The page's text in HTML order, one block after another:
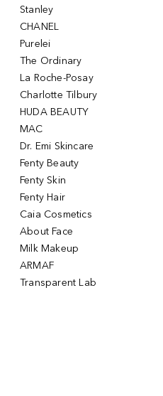
Stanley
CHANEL
Purelei
The Ordinary
La Roche-Posay
Charlotte Tilbury
HUDA BEAUTY
MAC
Dr. Emi Skincare
Fenty Beauty
Fenty Skin
Fenty Hair
Caia Cosmetics
About Face
Milk Makeup
ARMAF
Transparent Lab